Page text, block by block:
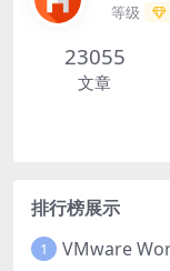
等级
23055
文章
排行榜展示
1